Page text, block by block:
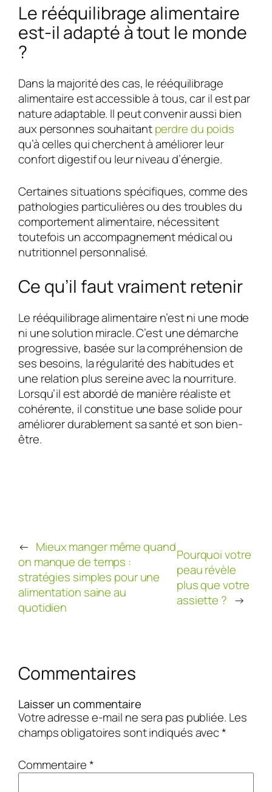
Le rééquilibrage alimentaire
est-il adapté à tout le monde
?
Dans la majorité des cas, le rééquilibrage
alimentaire est accessible à tous, car il est par
nature adaptable. Il peut convenir aussi bien
aux personnes souhaitantperdre du poids
qu’à celles qui cherchent à améliorer leur
confort digestif ou leur niveau d’énergie.
Certaines situations spécifiques, comme des
pathologies particulières ou des troubles du
comportement alimentaire, nécessitent
toutefois un accompagnement médical ou
nutritionnel personnalisé.
Ce qu’il faut vraiment retenir
Le rééquilibrage alimentaire n’est ni une mode
ni une solution miracle. C’est une démarche
progressive, basée sur la compréhension de
ses besoins, la régularité des habitudes et
une relation plus sereine avec la nourriture.
Lorsqu’il est abordé de manière réaliste et
cohérente, il constitue une base solide pour
améliorer durablement sa santé et son bien-
être.
← Mieux manger même quand
on manque de temps :
stratégies simples pour une
alimentation saine au
quotidien
Pourquoi votre
peau révèle
plus que votre
assiette ? →
Commentaires
Laisser un commentaire
Votre adresse e-mail ne sera pas publiée. Les
champs obligatoires sont indiqués avec*
Commentaire*